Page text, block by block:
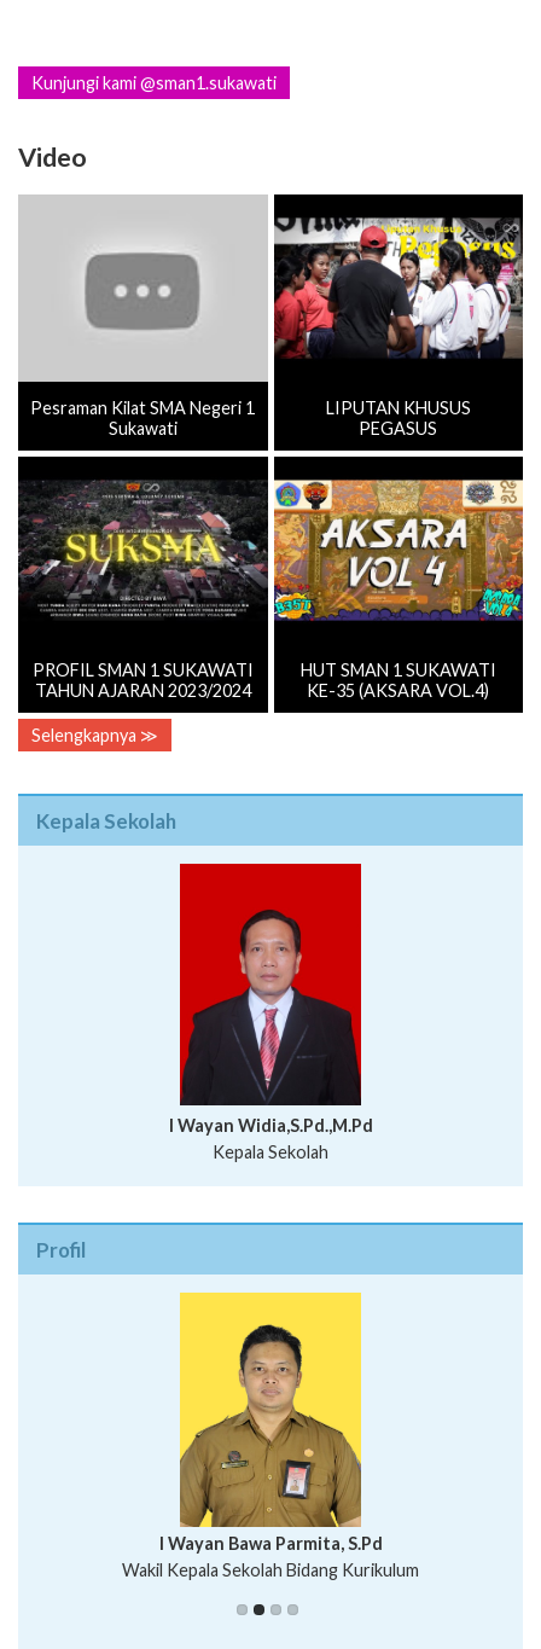
Kunjungi kami @sman1.sukawati
Video
Pesraman Kilat SMA Negeri 1
Sukawati
LIPUTAN KHUSUS
PEGASUS
PROFIL SMAN 1 SUKAWATI
TAHUN AJARAN 2023/2024
HUT SMAN 1 SUKAWATI
KE-35 (AKSARA VOL.4)
Selengkapnya ≫
Kepala Sekolah
I Wayan Widia,S.Pd.,M.Pd
Kepala Sekolah
Profil
Putu Suhartana, S.Pd.
I Wayan Bawa Parmita, S.Pd
Wakil Kepala Sekolah Bidang Kurikulum
I Wayan Gede Aditya Pratita, S.Pd., M.Sn
Ni Wayan Nopi Sutantri, S.Pd.